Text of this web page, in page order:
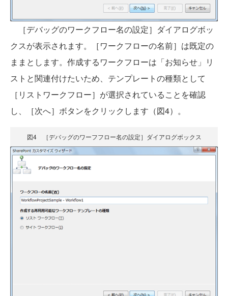
［デバッグのワークフロー名の設定］ダイアログボッ
クスが表示されます。［ワークフローの名前］は既定の
ままとします。作成するワークフローは「お知らせ」リ
ストと関連付けたいため、テンプレートの種類として
［リストワークフロー］が選択されていることを確認
し、［次へ］ボタンをクリックします（図4）。
図4 ［デバッグのワーフフロー名の設定］ダイアログボックス